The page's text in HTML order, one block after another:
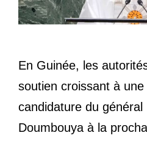
En Guinée, les
soutien croissant à
candidature du général
Doumbouya à la